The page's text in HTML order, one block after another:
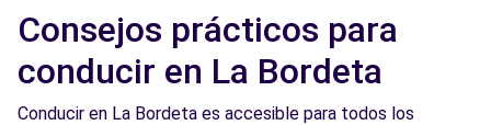
Consejos prácticos para
conducir en La Bordeta
Conducir en La Bordeta es accesible para todos los